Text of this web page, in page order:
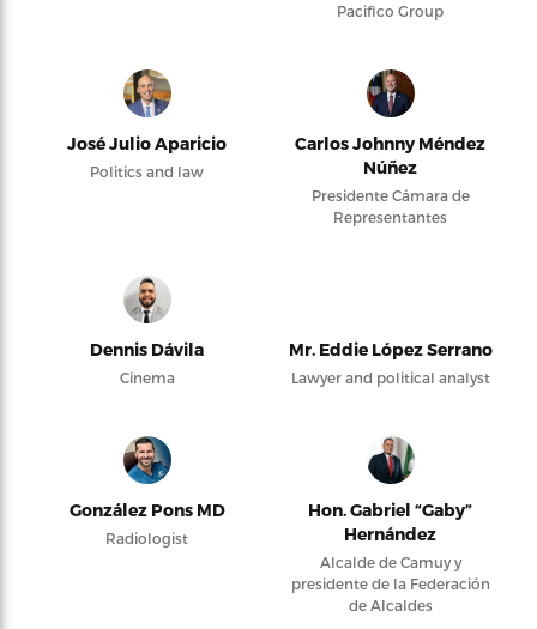
Pacifico Group
José Julio Aparicio
Politics and law
Carlos Johnny Méndez
Núñez
Presidente Cámara de
Representantes
Dennis Dávila
Cinema
Mr. Eddie López Serrano
Lawyer and political analyst
González Pons MD
Radiologist
Hon. Gabriel “Gaby”
Hernández
Alcalde de Camuy y
presidente de la Federación
de Alcaldes